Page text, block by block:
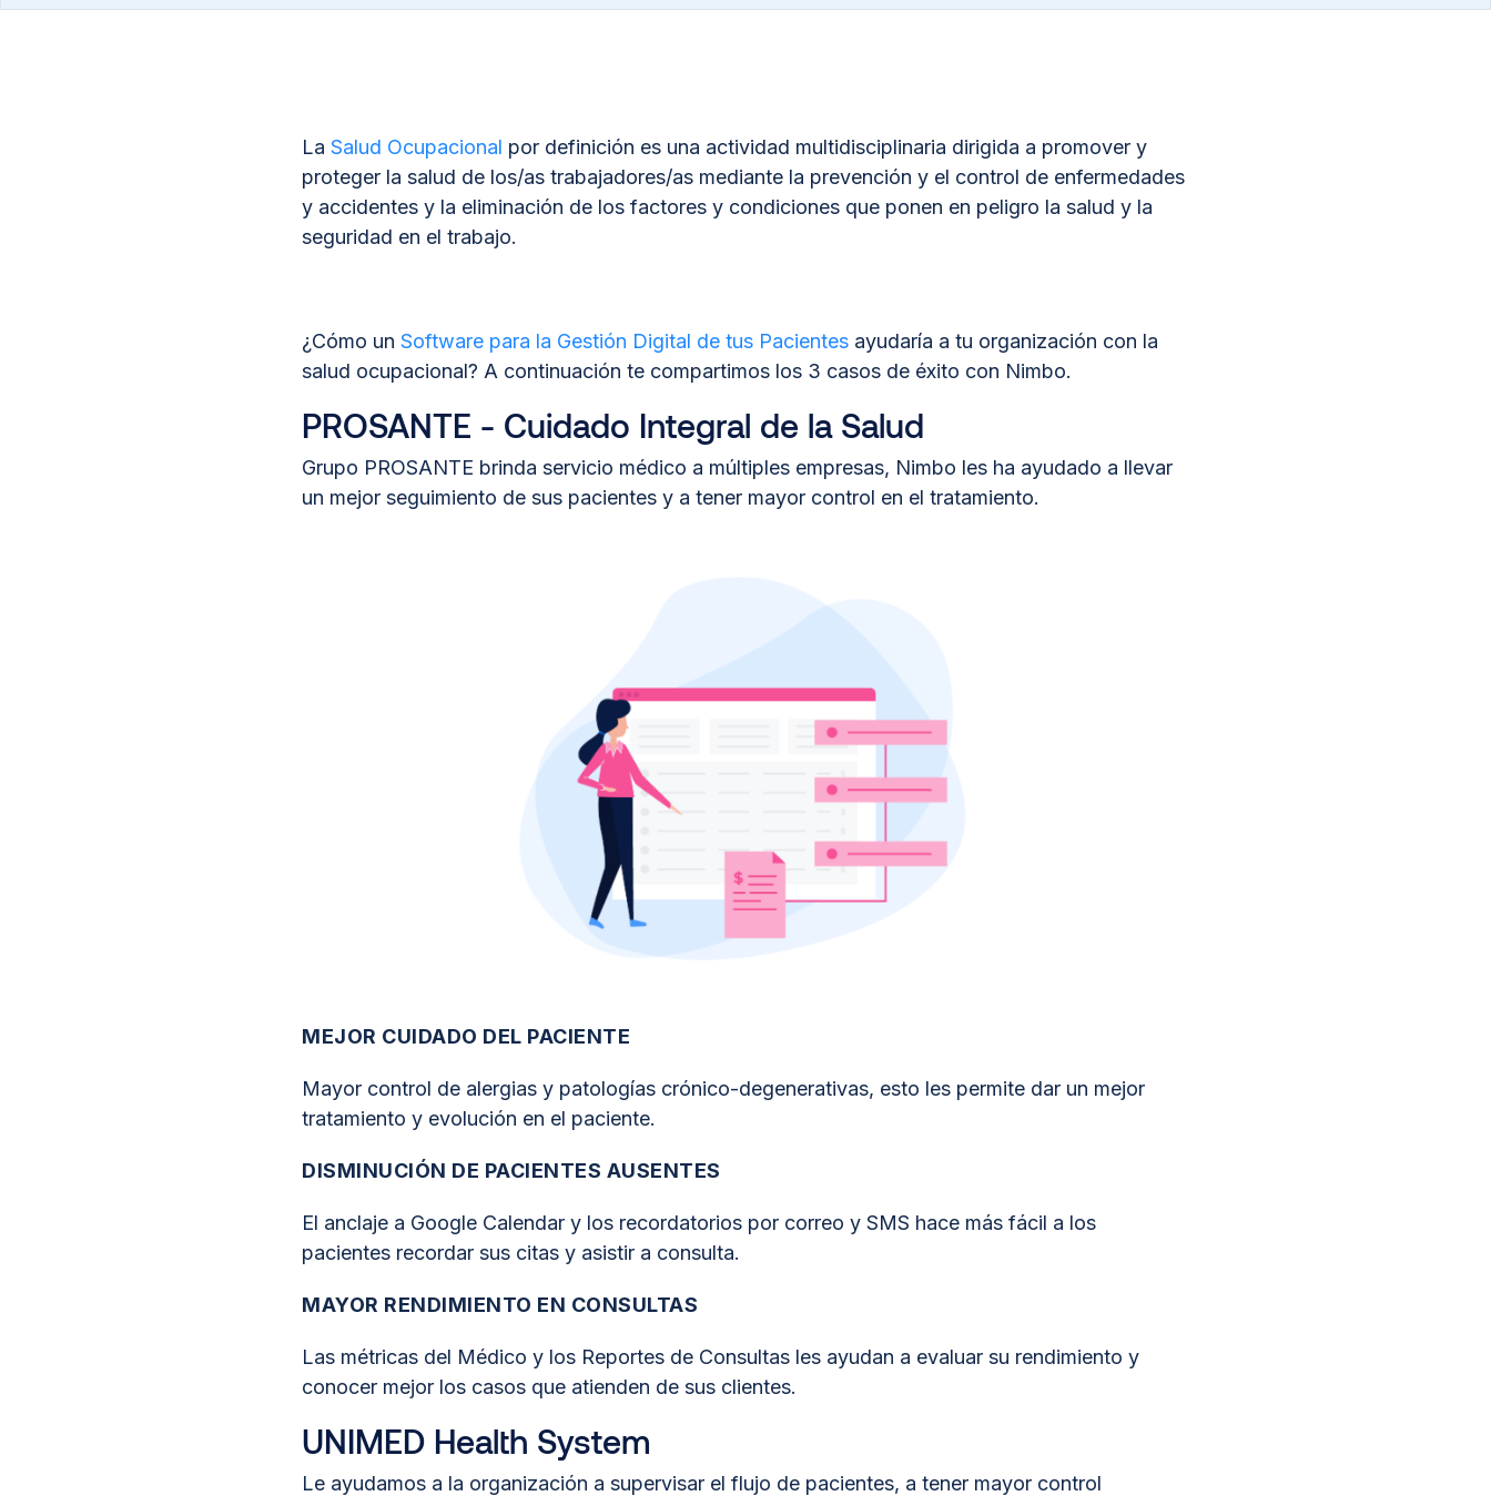
La Salud Ocupacional por definición es una actividad multidisciplinaria dirigida a promover y
proteger la salud de los/as trabajadores/as mediante la prevención y el control de enfermedades
y accidentes y la eliminación de los factores y condiciones que ponen en peligro la salud y la
seguridad en el trabajo.
¿Cómo un Software para la Gestión Digital de tus Pacientes ayudaría a tu organización con la
salud ocupacional? A continuación te compartimos los 3 casos de éxito con Nimbo.
PROSANTE - Cuidado Integral de la Salud
Grupo PROSANTE brinda servicio médico a múltiples empresas, Nimbo les ha ayudado a llevar
un mejor seguimiento de sus pacientes y a tener mayor control en el tratamiento.
MEJOR CUIDADO DEL PACIENTE
Mayor control de alergias y patologías crónico-degenerativas, esto les permite dar un mejor
tratamiento y evolución en el paciente.
DISMINUCIÓN DE PACIENTES AUSENTES
El anclaje a Google Calendar y los recordatorios por correo y SMS hace más fácil a los
pacientes recordar sus citas y asistir a consulta.
MAYOR RENDIMIENTO EN CONSULTAS
Las métricas del Médico y los Reportes de Consultas les ayudan a evaluar su rendimiento y
conocer mejor los casos que atienden de sus clientes.
UNIMED Health System
Le ayudamos a la organización a supervisar el flujo de pacientes, a tener mayor control